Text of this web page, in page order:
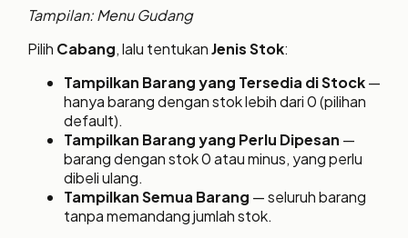
Tampilan: Menu Gudang
Pilih Cabang, lalu tentukanJenis Stok:
Tampilkan Barang yang Tersedia di Stock—
hanya barang dengan stok lebih dari 0 (pilihan
default).
Tampilkan Barang yang Perlu Dipesan —
barang dengan stok 0 atau minus, yang perlu
dibeli ulang.
Tampilkan Semua Barang — seluruh barang
tanpa memandang jumlah stok.